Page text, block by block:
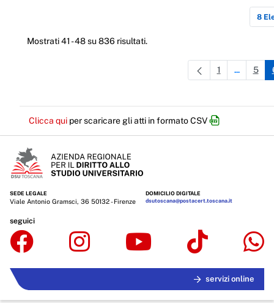
8
Mostrati 41 - 48 su 836 risultati.
Pagina
1 ...Pagine
5
Clicca qui per scaricare gli atti in formato CSV
SEDE LEGALE
Viale Antonio Gramsci, 36 50132 - Firenze
DOMICILIO DIGITALE
dsutoscana@postacert.toscana.it
seguici
servizi online